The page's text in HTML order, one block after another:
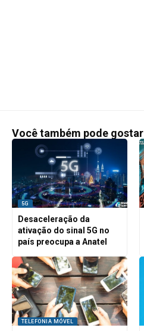
Você também pode gostar
5G
Desaceleração da
ativação do sinal 5G no
país preocupa a Anatel
TELEFONIA MÓVEL